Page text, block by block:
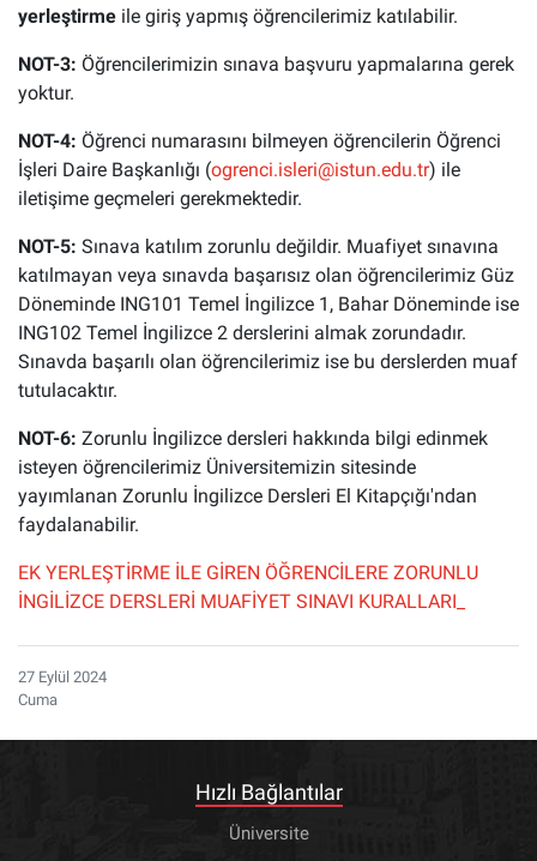
yerleştirme ile giriş yapmış öğrencilerimiz katılabilir.
NOT-3: Öğrencilerimizin sınava başvuru yapmalarına gerek
yoktur.
NOT-4: Öğrenci numarasını bilmeyen öğrencilerin Öğrenci
İşleri Daire Başkanlığı (ogrenci.isleri@istun.edu.tr) ile
iletişime geçmeleri gerekmektedir.
NOT-5: Sınava katılım zorunlu değildir. Muafiyet sınavına
katılmayan veya sınavda başarısız olan öğrencilerimiz Güz
Döneminde ING101 Temel İngilizce 1, Bahar Döneminde ise
ING102 Temel İngilizce 2 derslerini almak zorundadır.
Sınavda başarılı olan öğrencilerimiz ise bu derslerden muaf
tutulacaktır.
NOT-6: Zorunlu İngilizce dersleri hakkında bilgi edinmek
isteyen öğrencilerimiz Üniversitemizin sitesinde
yayımlanan Zorunlu İngilizce Dersleri El Kitapçığı'ndan
faydalanabilir.
EK YERLEŞTİRME İLE GİREN ÖĞRENCİLERE ZORUNLU
İNGİLİZCE DERSLERİ MUAFİYET SINAVI KURALLARI_
27 Eylül 2024
Cuma
Hızlı Bağlantılar
Üniversite